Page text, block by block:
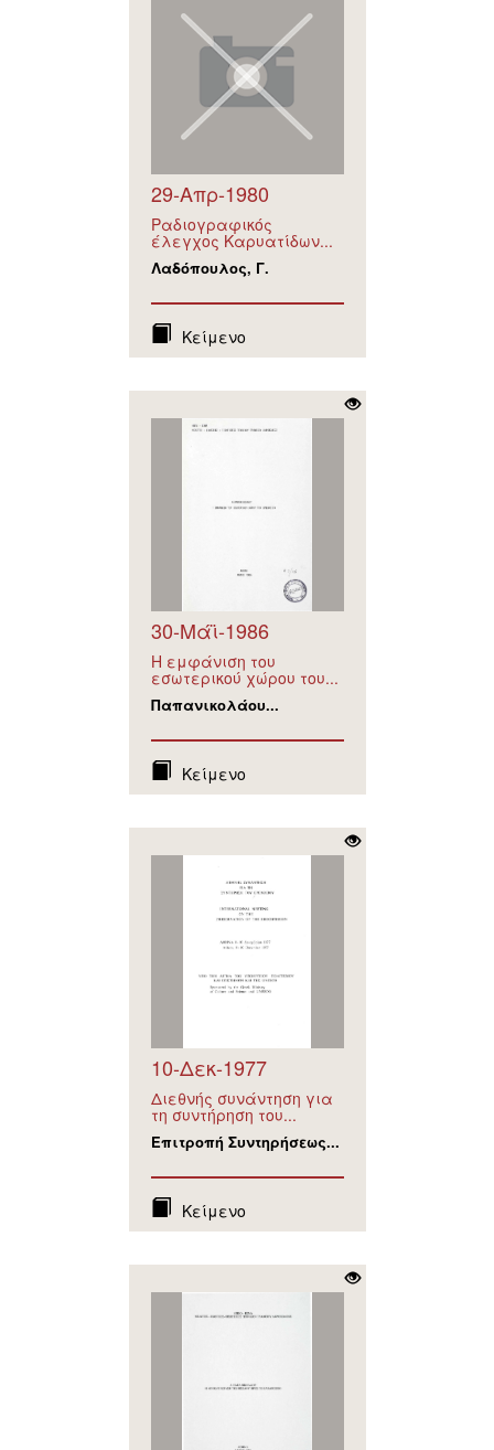
29-Απρ-1980
Ραδιογραφικός
έλεγχος Καρυατίδων...
Λαδόπουλος, Γ.
Κείμενο
30-Μάϊ-1986
Η εμφάνιση του
εσωτερικού χώρου του...
Παπανικολάου...
Κείμενο
10-Δεκ-1977
Διεθνής συνάντηση για
τη συντήρηση του...
Επιτροπή Συντηρήσεως...
Κείμενο